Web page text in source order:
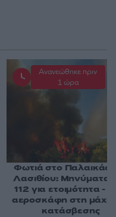
Ανανεώθηκε πριν
1 ώρα
Φωτιά στο
Λασιθίου: Μηνύματα
112 για ετοιμότητα -
αεροσκάφη στη μάχη
κατάσβεσης